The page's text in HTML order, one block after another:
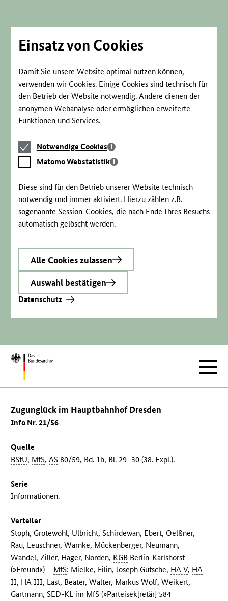
Einsatz von Cookies
Damit Sie unsere Website optimal nutzen können,
verwenden wir Cookies. Einige Cookies sind technisch für
den Betrieb der Website notwendig. Andere dienen der
anonymen Webanalyse oder ermöglichen erweiterte
Funktionen und Services.
Notwendige
Cookies
Notwendige Cookies
Matomo
Webstatistik
Matomo Webstatistik
Diese sind für den Betrieb unserer Website technisch
notwendig und immer aktiviert. Hierzu zählen z.B.
sogenannte Session-Cookies, die nach Ende Ihres Besuchs
automatisch gelöscht werden.
Alle Cookies zulassen
Auswahl bestätigen
Datenschutz
Zur
Zugunglück im Hauptbahnhof Dresden
Info Nr. 21/56
Quelle
BStU, MfS,AS 80/59, Bd. 1b, Bl. 29–30 (38. Expl.).
Serie
Informationen.
Verteiler
Stoph, Grotewohl, Ulbricht, Schirdewan, Ebert, Oelßner,
Rau, Leuschner, Warnke, Mückenberger, Neumann,
Wandel, Ziller, Hager, Norden, KGB Berlin-Karlshorst
(»Freund«) – MfS: Mielke, Filin, Joseph Gutsche, HA V, HA
II, HA III, Last, Beater, Walter, Markus Wolf, Weikert,
Gartmann,SED-KL im MfS (»Parteisek[retär] 584